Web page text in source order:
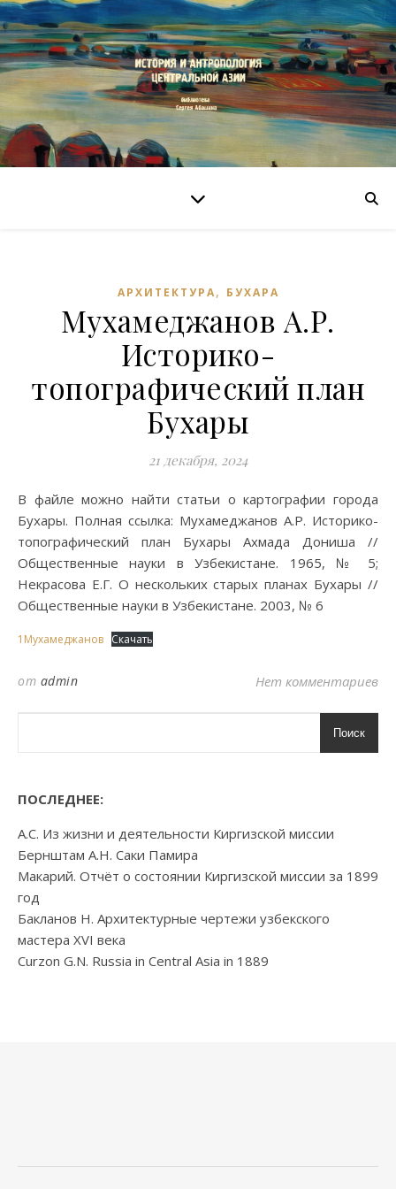
АРХИТЕКТУРА, БУХАРА
Мухамеджанов А.Р.
Историко-
топографический план
Бухары
21 декабря, 2024
В файле можно найти статьи о картографии города
Бухары. Полная ссылка: Мухамеджанов А.Р. Историко-
топографический план Бухары Ахмада Дониша //
Общественные науки в Узбекистане. 1965, № 5;
Некрасова Е.Г. О нескольких старых планах Бухары //
Общественные науки в Узбекистане. 2003, № 6
1Мухамеджанов Скачать
от admin Нет комментариев
Поиск
ПОСЛЕДНЕЕ:
А.С. Из жизни и деятельности Киргизской миссии
Бернштам А.Н. Саки Памира
Макарий. Отчёт о состоянии Киргизской миссии за 1899
год
Бакланов Н. Архитектурные чертежи узбекского
мастера XVI века
Curzon G.N. Russia in Central Asia in 1889